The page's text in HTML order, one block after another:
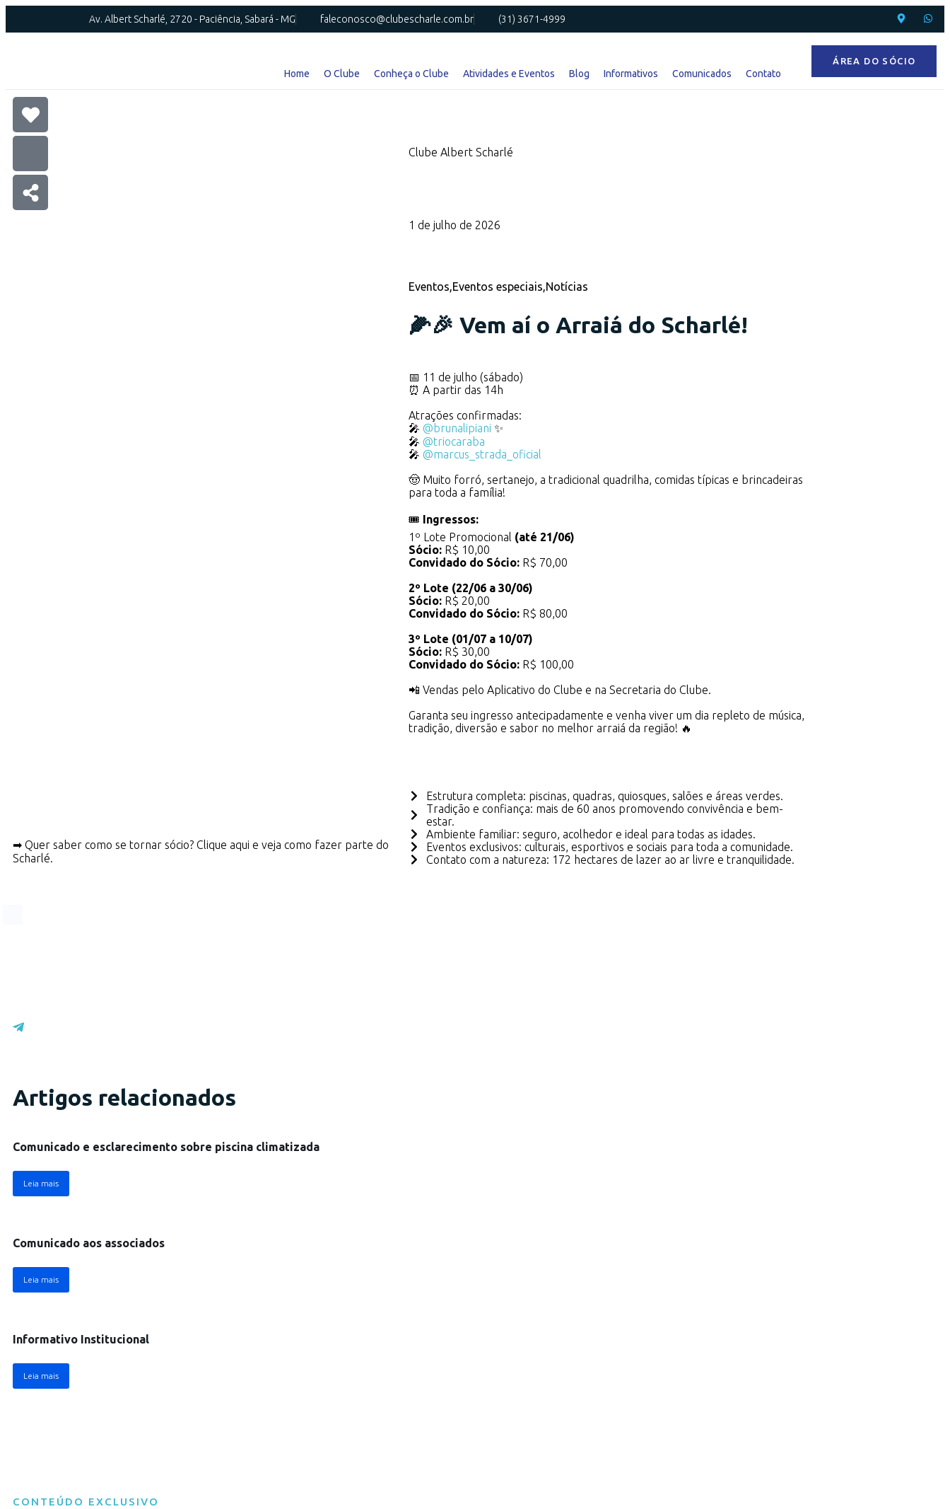
Av. Albert Scharlé, 2720 - Paciência, Sabará - MG faleconosco@clubescharle.com.br (31) 3671-4999
Home O Clube Conheça o Clube Atividades e Eventos Blog Informativos Comunicados Contato
ÁREA DO SÓCIO
Clube Albert Scharlé
1 de julho de 2026
Eventos,Eventos especiais,Notícias
🌽🎉 Vem aí o Arraiá do Scharlé!
📅 11 de julho (sábado)
⏰ A partir das 14h
Atrações confirmadas:
🎤 @brunalipiani ✨
🎤 @triocaraba
🎤 @marcus_strada_oficial
🤠 Muito forró, sertanejo, a tradicional quadrilha, comidas típicas e brincadeiras
para toda a família!
🎟️ Ingressos:
1º Lote Promocional (até 21/06)
Sócio: R$ 10,00
Convidado do Sócio: R$ 70,00
2º Lote (22/06 a 30/06)
Sócio: R$ 20,00
Convidado do Sócio: R$ 80,00
3º Lote (01/07 a 10/07)
Sócio: R$ 30,00
Convidado do Sócio: R$ 100,00
📲 Vendas pelo Aplicativo do Clube e na Secretaria do Clube.
Garanta seu ingresso antecipadamente e venha viver um dia repleto de música,
tradição, diversão e sabor no melhor arraiá da região! 🔥
➡ Quer saber como se tornar sócio? Clique aqui e veja como fazer parte do
Scharlé.
Estrutura completa: piscinas, quadras, quiosques, salões e áreas verdes.
Tradição e confiança: mais de 60 anos promovendo convivência e bem-
estar.
Ambiente familiar: seguro, acolhedor e ideal para todas as idades.
Eventos exclusivos: culturais, esportivos e sociais para toda a comunidade.
Contato com a natureza: 172 hectares de lazer ao ar livre e tranquilidade.
Artigos relacionados
Comunicado e esclarecimento sobre piscina climatizada
Leia mais
Comunicado aos associados
Leia mais
Informativo Institucional
Leia mais
CONTEÚDO EXCLUSIVO